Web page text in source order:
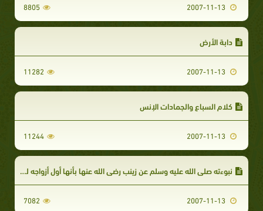
8805
دابة الأرض
11282
كلام السباع والجمادات الإنس
11244
نبوءته صلى الله عليه وسلم عن زينب رضي الله عنها بأنها أول أزواجه لحوقاً به
7082